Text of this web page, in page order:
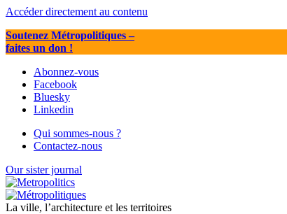
Accéder directement au contenu
Soutenez Métropolitiques–
faites un don !
Abonnez-vous
Facebook
Bluesky
Linkedin
Qui sommes-nous ?
Contactez-nous
Our sister journal
La ville, l’architecture et les territoires